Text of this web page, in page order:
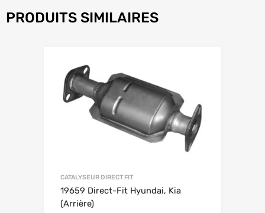
PRODUITS SIMILAIRES
CATALYSEUR DIRECT FIT
19659 Direct-Fit Hyundai, Kia
(Arrière)